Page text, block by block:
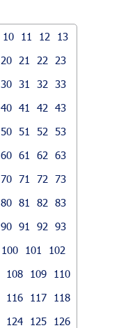
10 11 12
13
20 21 22
23
30 31 32
33
40 41 42
43
50 51 52
53
60 61 62
63
70 71 72
73
80 81 82
83
90 91 92
93
100 101
102
108 109
110
116 117
118
124 125
126